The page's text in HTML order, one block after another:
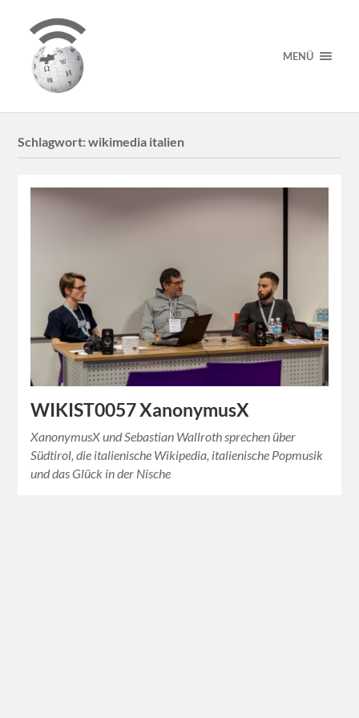
MENÜ
Schlagwort:wikimedia italien
WIKIST0057 XanonymusX
XanonymusX und Sebastian Wallroth sprechen über
Südtirol, die italienische Wikipedia, italienische Popmusik
und das Glück in der Nische